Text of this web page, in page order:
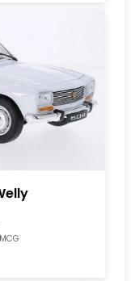
MCG